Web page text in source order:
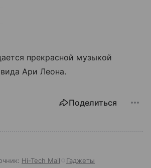
прекрасной музыкой
Ари Леона.
Поделиться
Hi-Tech Mail Гаджеты